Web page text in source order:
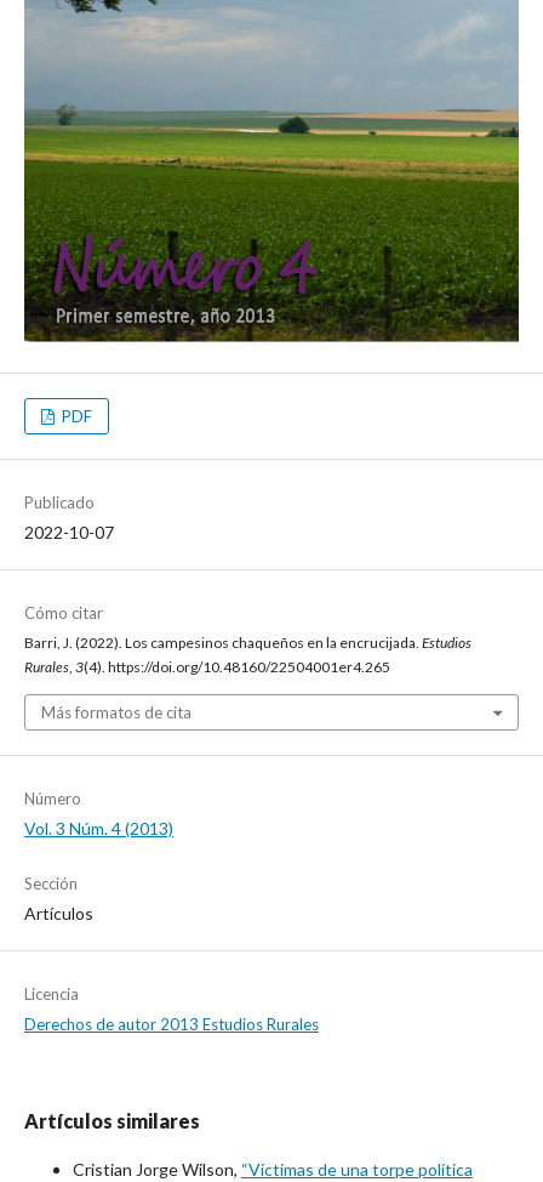
PDF
Publicado
2022-10-07
Cómo citar
Barri, J. (2022). Los campesinos chaqueños en la encrucijada. Estudios
Rurales, 3(4). https://doi.org/10.48160/22504001er4.265
Más formatos de cita
Número
Vol. 3 Núm. 4 (2013)
Sección
Artículos
Licencia
Derechos de autor 2013 Estudios Rurales
Artículos similares
Cristian Jorge Wilson, “Víctimas de una torpe política